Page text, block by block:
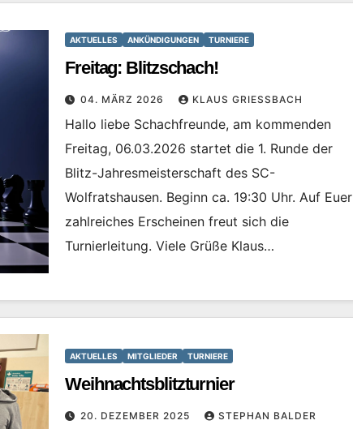
AKTUELLES ANKÜNDIGUNGEN TURNIERE
Freitag: Blitzschach!
04. MÄRZ 2026 KLAUS GRIESSBACH
Hallo liebe Schachfreunde, am kommenden
Freitag, 06.03.2026 startet die 1. Runde der
Blitz-Jahresmeisterschaft des SC-
Wolfratshausen. Beginn ca. 19:30 Uhr. Auf Euer
zahlreiches Erscheinen freut sich die
Turnierleitung. Viele Grüße Klaus…
AKTUELLES MITGLIEDER TURNIERE
Weihnachtsblitzturnier
20. DEZEMBER 2025 STEPHAN BALDER